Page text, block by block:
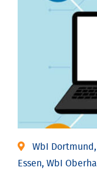
WbI
Essen, WbI